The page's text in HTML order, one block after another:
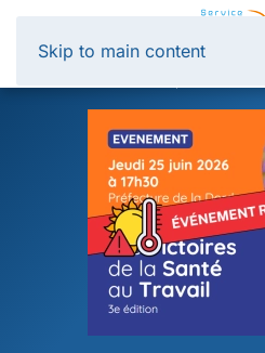
Skip to main content
Panneau de gestion des cookies